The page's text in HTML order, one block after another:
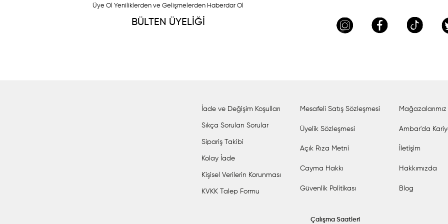
Üye Ol Yeniliklerden ve Gelişmelerden Haberdar Ol
BÜLTEN ÜYELİĞİ
İade ve Değişim Koşulları
Sıkça Sorulan Sorular
Sipariş Takibi
Kolay İade
Kişisel Verilerin Korunması
KVKK Talep Formu
Mesafeli Satış Sözleşmesi
Üyelik Sözleşmesi
Açık Rıza Metni
Cayma Hakkı
Güvenlik Politikası
Mağazalarımız
Ambar'da
İletişim
Hakkımızda
Blog
Çalışma Saatleri